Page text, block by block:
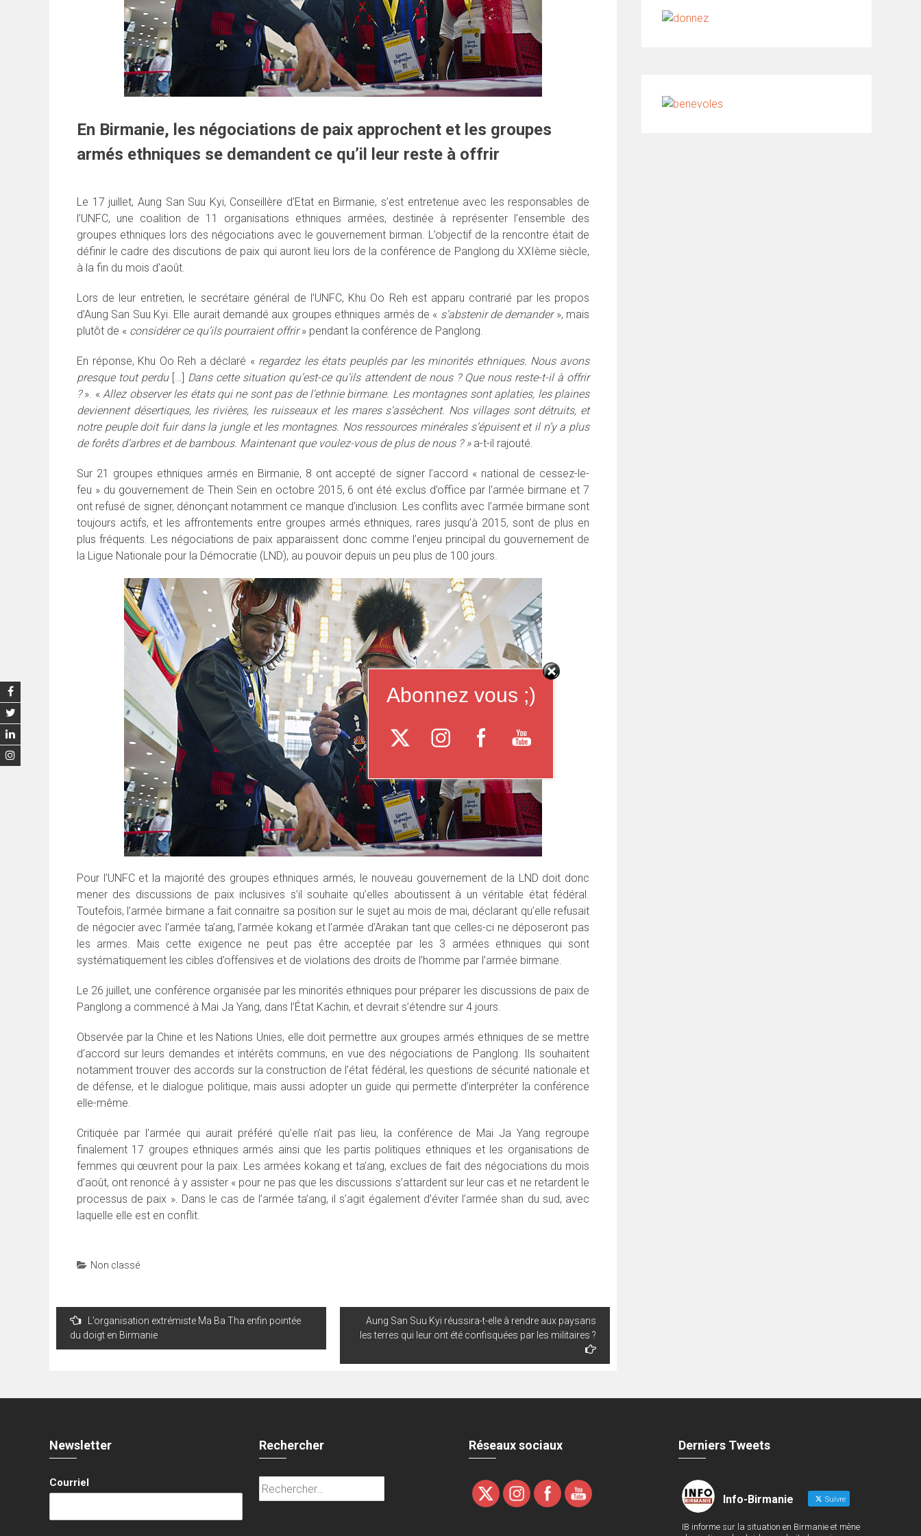
En Birmanie, les négociations de paix approchent et les groupes
armés ethniques se demandent ce qu’il leur reste à offrir
Le 17 juillet, Aung San Suu Kyi, Conseillère d’Etat en Birmanie, s’est entretenue avec les responsables de
l’UNFC, une coalition de 11 organisations ethniques armées, destinée à représenter l’ensemble des
groupes ethniques lors des négociations avec le gouvernement birman. L’objectif de la rencontre était de
définir le cadre des discutions de paix qui auront lieu lors de la conférence de Panglong du XXIème siècle,
à la fin du mois d’août.
Lors de leur entretien, le secrétaire général de l’UNFC, Khu Oo Reh est apparu contrarié par les propos
d’Aung San Suu Kyi. Elle aurait demandé aux groupes ethniques armés de « s’abstenir de demander», mais
plutôt de « considérer ce qu’ils pourraient offrir» pendant la conférence de Panglong.
En réponse, Khu Oo Reh a déclaré « regardez les états peuplés par les minorités ethniques. Nous avons
presque tout perdu[…] Dans cette situation qu’est-ce qu’ils attendent de nous ? Que nous reste-t-il à offrir
?». «Allez observer les états qui ne sont pas de l’ethnie birmane. Les montagnes sont aplaties, les plaines
deviennent désertiques, les rivières, les ruisseaux et les mares s’assèchent. Nos villages sont détruits, et
notre peuple doit fuir dans la jungle et les montagnes. Nos ressources minérales s’épuisent et il n’y a plus
de forêts d’arbres et de bambous. Maintenant que voulez-vous de plus de nous ? » a-t-il rajouté.
Sur 21 groupes ethniques armés en Birmanie, 8 ont accepté de signer l’accord « national de cessez-le-
feu » du gouvernement de Thein Sein en octobre 2015, 6 ont été exclus d’office par l’armée birmane et 7
ont refusé de signer, dénonçant notamment ce manque d’inclusion. Les conflits avec l’armée birmane sont
toujours actifs, et les affrontements entre groupes armés ethniques, rares jusqu’à 2015, sont de plus en
plus fréquents. Les négociations de paix apparaissent donc comme l’enjeu principal du gouvernement de
la Ligue Nationale pour la Démocratie (LND), au pouvoir depuis un peu plus de 100 jours.
Pour l’UNFC et la majorité des groupes ethniques armés, le nouveau gouvernement de la LND doit donc
mener des discussions de paix inclusives s’il souhaite qu’elles aboutissent à un véritable état fédéral.
Toutefois, l’armée birmane a fait connaitre sa position sur le sujet au mois de mai, déclarant qu’elle refusait
de négocier avec l’armée ta’ang, l’armée kokang et l’armée d’Arakan tant que celles-ci ne déposeront pas
les armes. Mais cette exigence ne peut pas être acceptée par les 3 armées ethniques qui sont
systématiquement les cibles d’offensives et de violations des droits de l’homme par l’armée birmane.
Le 26 juillet, une conférence organisée par les minorités ethniques pour préparer les discussions de paix de
Panglong a commencé à Mai Ja Yang, dans l’État Kachin, et devrait s’étendre sur 4 jours.
Observée par la Chine et les Nations Unies, elle doit permettre aux groupes armés ethniques de se mettre
d’accord sur leurs demandes et intérêts communs, en vue des négociations de Panglong. Ils souhaitent
notamment trouver des accords sur la construction de l’état fédéral, les questions de sécurité nationale et
de défense, et le dialogue politique, mais aussi adopter un guide qui permette d’interpréter la conférence
elle-même.
Critiquée par l’armée qui aurait préféré qu’elle n’ait pas lieu, la conférence de Mai Ja Yang regroupe
finalement 17 groupes ethniques armés ainsi que les partis politiques ethniques et les organisations de
femmes qui œuvrent pour la paix. Les armées kokang et ta’ang, exclues de fait des négociations du mois
d’août, ont renoncé à y assister « pour ne pas que les discussions s’attardent sur leur cas et ne retardent le
processus de paix ». Dans le cas de l’armée ta’ang, il s’agit également d’éviter l’armée shan du sud, avec
laquelle elle est en conflit.
Non classé
Navigation
L’organisation extrémiste Ma Ba Tha enfin pointée
du doigt en Birmanie
Aung San Suu Kyi réussira-t-elle à rendre aux paysans
les terres qui leur ont été confisquées par les militaires ?
Newsletter
Courriel
Rechercher
Rechercher :
Réseaux sociaux Derniers Tweets
Info-Birmanie Suivre
IB informe sur la situation en Birmanie et mène
Abonnez vous ;)